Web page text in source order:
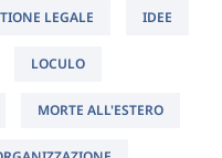
LEGALE IDEE
LOCULO
MORTE ALL'ESTERO